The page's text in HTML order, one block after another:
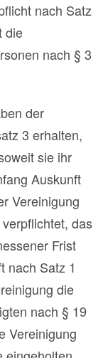
nach Satz
die
nach § 3
der
3 erhalten,
sie ihr
Auskunft
Vereinigung
das
Frist
nach Satz 1
die
nach § 19
Vereinigung